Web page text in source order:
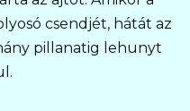
csendjét, hátát az
pillanatig lehunyt